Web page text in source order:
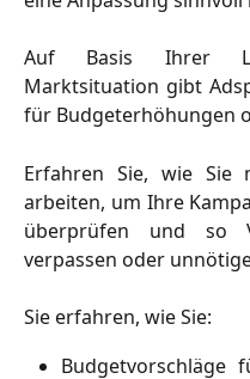
Auf Basis Ihrer
Marktsituation gibt
für Budgeterhöhungen
Erfahren Sie, wie Sie
arbeiten, um Ihre
überprüfen und so
verpassen oder
Sie erfahren, wie Sie:
Budgetvorschläge